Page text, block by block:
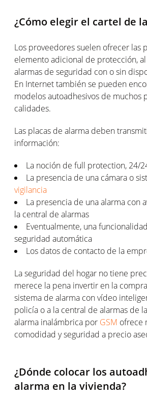
¿Cómo elegir el cartel de
Los proveedores suelen ofrecer las
elemento adicional de protección,
alarmas de seguridad con o sin
En Internet también se pueden
modelos autoadhesivos de muchos
calidades.
Las placas de alarma deben
información:
La noción de full protection, 24/
La presencia de una cámara o
vigilancia
La presencia de una alarma con
la central de alarmas
Eventualmente, una
seguridad automática
Los datos de contacto de la
La seguridad del hogar no tiene
merece la pena invertir en la
sistema de alarma con vídeo
policía o a la central de alarmas de
alarma inalámbrica por GSM ofrece
comodidad y seguridad a precio
¿Dónde colocar los
alarma en la vivienda?